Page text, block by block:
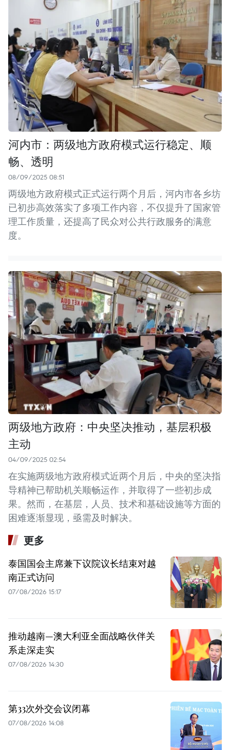
河内市：两级地方政府模式运行稳定、顺
畅、透明
08/09/2025 08:51
两级地方政府模式正式运行两个月后，河内市各乡坊
已初步高效落实了多项工作内容，不仅提升了国家管
理工作质量，还提高了民众对公共行政服务的满意
度。
两级地方政府：中央坚决推动，基层积极
主动
04/09/2025 02:54
在实施两级地方政府模式近两个月后，中央的坚决指
导精神已帮助机关顺畅运作，并取得了一些初步成
果。然而，在基层，人员、技术和基础设施等方面的
困难逐渐显现，亟需及时解决。
更多
泰国国会主席兼下议院议长结束对越
南正式访问
07/08/2026 15:17
推动越南—澳大利亚全面战略伙伴关
系走深走实
07/08/2026 14:30
第33次外交会议闭幕
07/08/2026 14:08